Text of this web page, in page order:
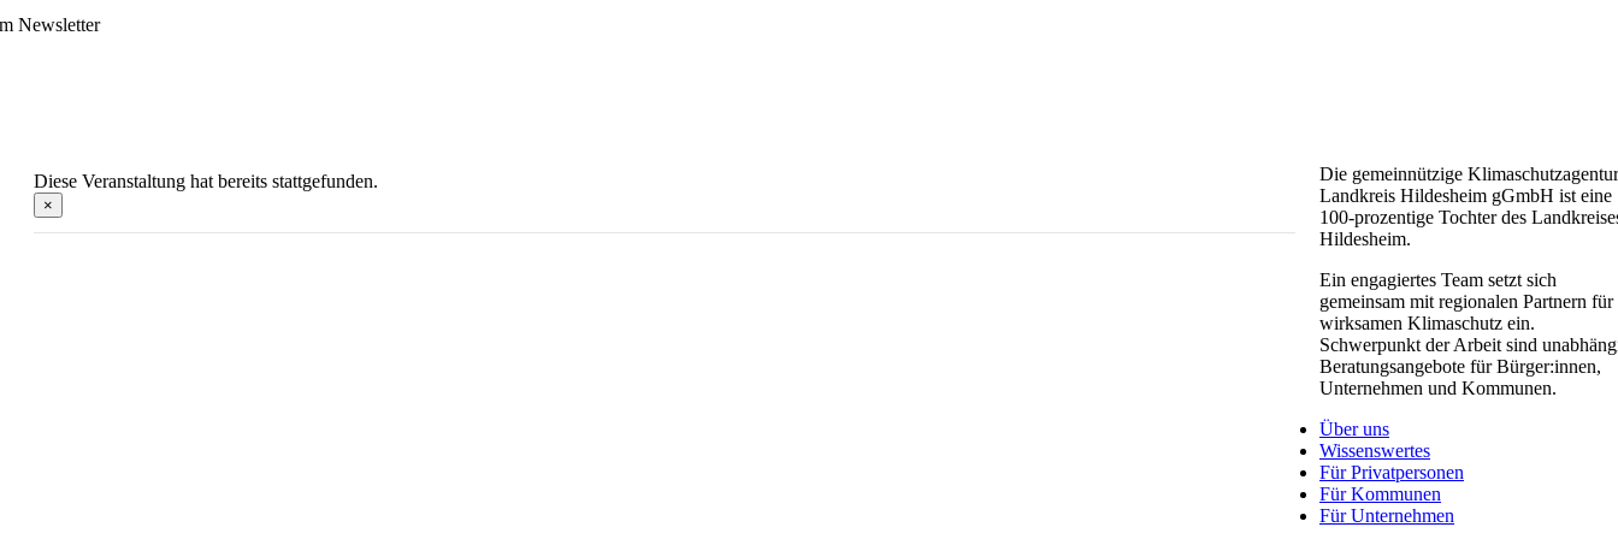
Newsletter
Diese Veranstaltung hat bereits stattgefunden.
×
Die gemeinnützige Klimaschutzagentur
Landkreis Hildesheim gGmbH ist eine
100-prozentige Tochter des
Hildesheim.
Ein engagiertes Team setzt sich
gemeinsam mit regionalen Partnern für
wirksamen Klimaschutz ein.
Schwerpunkt der Arbeit sind
Beratungsangebote für Bürger:innen,
Unternehmen und Kommunen.
Über uns
Wissenswertes
Für Privatpersonen
Für Kommunen
Für Unternehmen